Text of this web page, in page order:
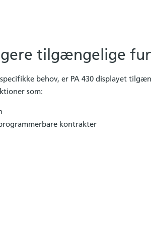
tilgængelige
behov, er PA 430 displayet
som:
kontrakter